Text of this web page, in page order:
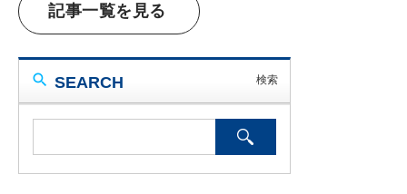
記事一覧を見る
SEARCH